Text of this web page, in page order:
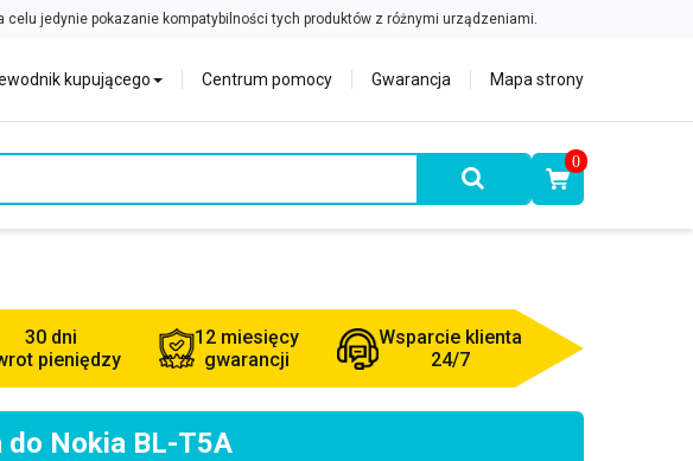
kupującego Centrum pomocy Gwarancja Mapa strony
0
30 dni
pieniędzy
12 miesięcy
gwarancji
Wsparcie klienta
24/7
do Nokia BL-T5A